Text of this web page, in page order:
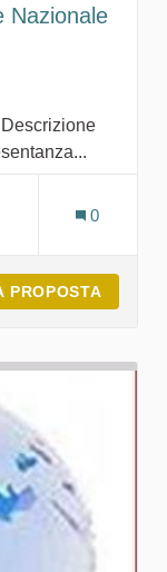
Nazionale
0
PROPOSTA